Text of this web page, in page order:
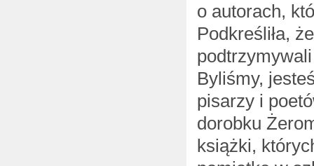
o autorach,
Podkreśliła,
Byliśmy,
pisarzy i
dorobku
książki,